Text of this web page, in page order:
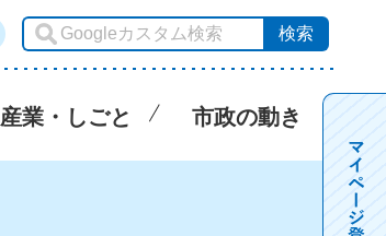
産業・しごと 市政の動き